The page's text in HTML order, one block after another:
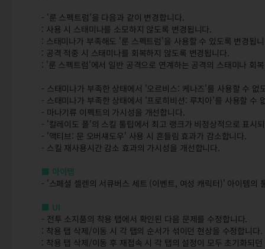
- '룬 스펙트럼'을 다음과 같이 변경합니다.
: 사용 시 스태미나를 소모하지 않도록 변경됩니다.
: 스태미나가 부족해도 '룬 스펙트럼'을 사용할 수 있도록 변경됩
: 공격 적중 시 스태미나를 회복하지 않도록 변경됩니다.
: '룬 스펙트럼'에서 일반 공격으로 연계하는 공격의 스태미나 회
- 스태미나가 부족한 상태에서 '오르비스: 케나즈'를 사용할 수 없
- 스태미나가 부족한 상태에서 '프로히비션: 루치아'를 사용할 수
- 마나기류 이펙트의 가시성을 개선합니다.
- '칼레이도 폴'의 스킬 툴팁에서 최고 랭크가 비정상적으로 표시
- '액티브: 문 오버섀도우' 사용 시 흔들림 효과가 감소합니다.
- 스킬 재사용시간 감소 효과의 가시성을 개선합니다.
■ 아이템
- '스페셜 셀렌의 서큐버스 세트 (이벤트, 여성 캐릭터)' 아이템의
■ UI
- 전투 소지품의 착용 탭에서 확인된 다음 문제를 수정합니다.
: 착용 탭 삭제/이동 시 각 탭의 순서가 섞이던 현상을 수정합니다.
: 착용 탭 삭제/이동 후 재접속 시 각 탭의 설정이 모두 초기화되